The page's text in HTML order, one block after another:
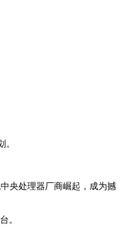
央处理器厂商崛起，成为撼
。